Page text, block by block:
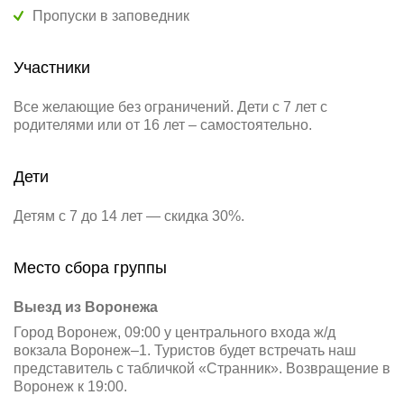
Пропуски в заповедник
Участники
Все желающие без ограничений. Дети с 7 лет с
родителями или от 16 лет – самостоятельно.
Дети
Детям с 7 до 14 лет — скидка 30%.
Место сбора группы
Выезд из Воронежа
Город Воронеж, 09:00 у центрального входа ж/д
вокзала Воронеж–1. Туристов будет встречать наш
представитель с табличкой «Странник». Возвращение в
Воронеж к 19:00.